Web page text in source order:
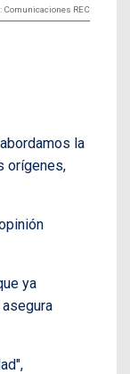
Comunicaciones REC
abordamos la
orígenes,
ya